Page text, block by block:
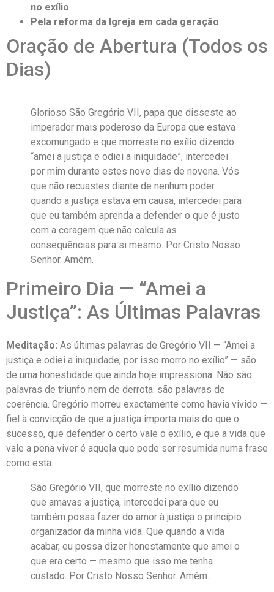
no exílio
Pela reforma da Igreja em cada geração
Oração de Abertura (Todos os
Dias)
Glorioso São Gregório VII, papa que disseste ao
imperador mais poderoso da Europa que estava
excomungado e que morreste no exílio dizendo
“amei a justiça e odiei a iniquidade”, intercedei
por mim durante estes nove dias de novena. Vós
que não recuastes diante de nenhum poder
quando a justiça estava em causa, intercedei para
que eu também aprenda a defender o que é justo
com a coragem que não calcula as
consequências para si mesmo. Por Cristo Nosso
Senhor. Amém.
Primeiro Dia — “Amei a
Justiça”: As Últimas Palavras
Meditação: As últimas palavras de Gregório VII — “Amei a
justiça e odiei a iniquidade; por isso morro no exílio” — são
de uma honestidade que ainda hoje impressiona. Não são
palavras de triunfo nem de derrota: são palavras de
coerência. Gregório morreu exactamente como havia vivido —
fiel à convicção de que a justiça importa mais do que o
sucesso, que defender o certo vale o exílio, e que a vida que
vale a pena viver é aquela que pode ser resumida numa frase
como esta.
São Gregório VII, que morreste no exílio dizendo
que amavas a justiça, intercedei para que eu
também possa fazer do amor à justiça o princípio
organizador da minha vida. Que quando a vida
acabar, eu possa dizer honestamente que amei o
que era certo — mesmo que isso me tenha
custado. Por Cristo Nosso Senhor. Amém.